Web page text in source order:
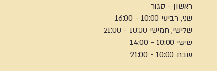
ראשון - סגור
שני, רביעי 10:00 - 16:00
שלישי, חמישי 10:00 - 21:00
שישי 10:00 - 14:00
שבת 10:00 - 21:00